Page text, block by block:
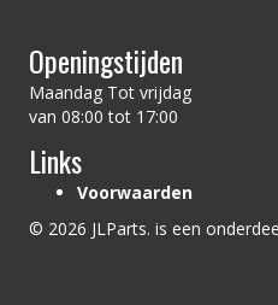
Openingstijden
Maandag Tot vrijdag
van 08:00 tot 17:00
Links
Voorwaarden
© 2026 JLParts. is een